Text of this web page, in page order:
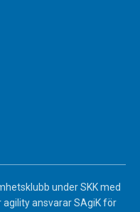
under SKK med
ansvarar SAgiK för